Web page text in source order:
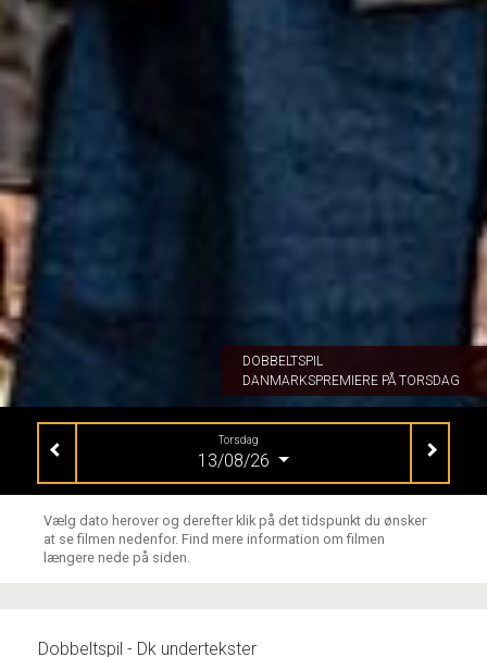
DOBBELTSPIL
DANMARKSPREMIERE PÅ TORSDAG
Torsdag
13/08/26
Vælg dato herover og derefter klik på det tidspunkt du ønsker
at se filmen nedenfor. Find mere information om filmen
længere nede på siden.
Dobbeltspil - Dk undertekster